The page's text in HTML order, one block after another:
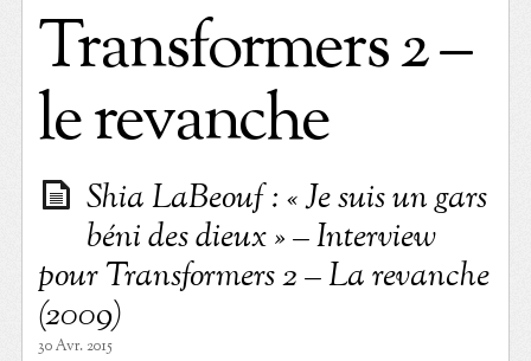
Transformers 2 –
le revanche
Shia LaBeouf : « Je suis un gars
béni des dieux » – Interview
pour Transformers 2 – La revanche
(2009)
30 Avr. 2015